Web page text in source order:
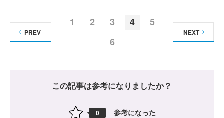
1 2 3 4
5
6
PREV NEXT
この記事は参考になりましたか？
0 参考になった